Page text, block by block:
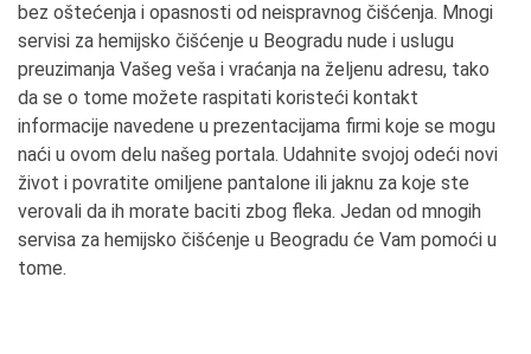
bez oštećenja i opasnosti od neispravnog čišćenja. Mnogi
servisi za hemijsko čišćenje u Beogradu nude i uslugu
preuzimanja Vašeg veša i vraćanja na željenu adresu, tako
da se o tome možete raspitati koristeći kontakt
informacije navedene u prezentacijama firmi koje se mogu
naći u ovom delu našeg portala. Udahnite svojoj odeći novi
život i povratite omiljene pantalone ili jaknu za koje ste
verovali da ih morate baciti zbog fleka. Jedan od mnogih
servisa za hemijsko čišćenje u Beogradu će Vam pomoći u
tome.